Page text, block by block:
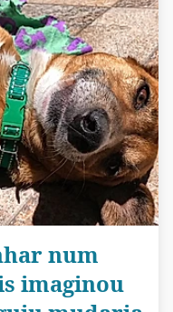
num
imaginou